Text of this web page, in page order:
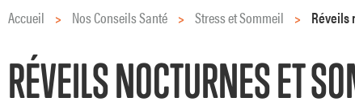
Accueil > Nos Conseils Santé > Stress et Sommeil > Réveils
RÉVEILS NOCTURNES ET